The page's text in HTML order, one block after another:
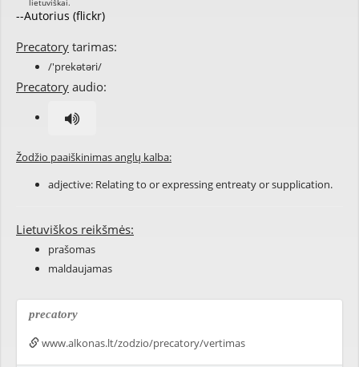
--Autorius (flickr)
Precatory tarimas:
/'prekətəri/
Precatory audio:
Žodžio paaiškinimas anglų kalba:
adjective: Relating to or expressing entreaty or supplication.
Lietuviškos reikšmės:
prašomas
maldaujamas
precatory
www.alkonas.lt/zodzio/precatory/vertimas